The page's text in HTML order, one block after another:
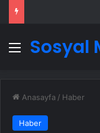
Menü
Sosyal
Anasayfa / Haber
Haber